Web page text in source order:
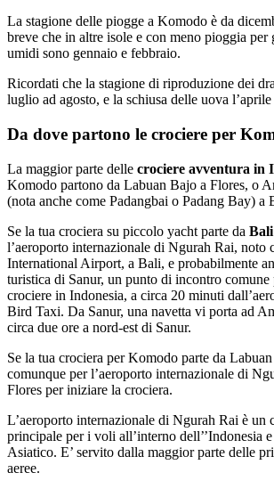
La stagione delle piogge a Komodo è da
breve che in altre isole e con meno pioggia per
umidi sono gennaio e febbraio.
Ricordati che la stagione di riproduzione dei
luglio ad agosto, e la schiusa delle uova
Da dove partono le crociere per
La maggior parte delle crociere avventura in
Komodo partono da Labuan Bajo a Flores, o
(nota anche come Padangbai o Padang Bay) a
Se la tua crociera su piccolo yacht parte da Bali
l’aeroporto internazionale di Ngurah Rai, noto
International Airport, a Bali, e probabilmente
turistica di Sanur, un punto di incontro
crociere in Indonesia, a circa 20 minuti
Bird Taxi. Da Sanur, una navetta vi porta ad
circa due ore a nord-est di Sanur.
Se la tua crociera per Komodo parte da
comunque per l’aeroporto internazionale di
Flores per iniziare la crociera.
L’aeroporto internazionale di Ngurah Rai è un
principale per i voli all’interno dell’’Indonesia
Asiatico. E’ servito dalla maggior parte delle
aeree.